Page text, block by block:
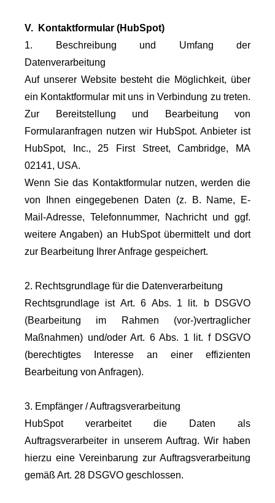
V. Kontaktformular (HubSpot)
1. Beschreibung und Umfang der
Datenverarbeitung
Auf unserer Website besteht die Möglichkeit, über
ein Kontaktformular mit uns in Verbindung zu treten.
Zur Bereitstellung und Bearbeitung von
Formularanfragen nutzen wir HubSpot. Anbieter ist
HubSpot, Inc., 25 First Street, Cambridge, MA
02141, USA.
Wenn Sie das Kontaktformular nutzen, werden die
von Ihnen eingegebenen Daten (z. B. Name, E-
Mail-Adresse, Telefonnummer, Nachricht und ggf.
weitere Angaben) an HubSpot übermittelt und dort
zur Bearbeitung Ihrer Anfrage gespeichert.
2. Rechtsgrundlage für die Datenverarbeitung
Rechtsgrundlage ist Art. 6 Abs. 1 lit. b DSGVO
(Bearbeitung im Rahmen (vor-)vertraglicher
Maßnahmen) und/oder Art. 6 Abs. 1 lit. f DSGVO
(berechtigtes Interesse an einer effizienten
Bearbeitung von Anfragen).
3. Empfänger / Auftragsverarbeitung
HubSpot verarbeitet die Daten als
Auftragsverarbeiter in unserem Auftrag. Wir haben
hierzu eine Vereinbarung zur Auftragsverarbeitung
gemäß Art. 28 DSGVO geschlossen.